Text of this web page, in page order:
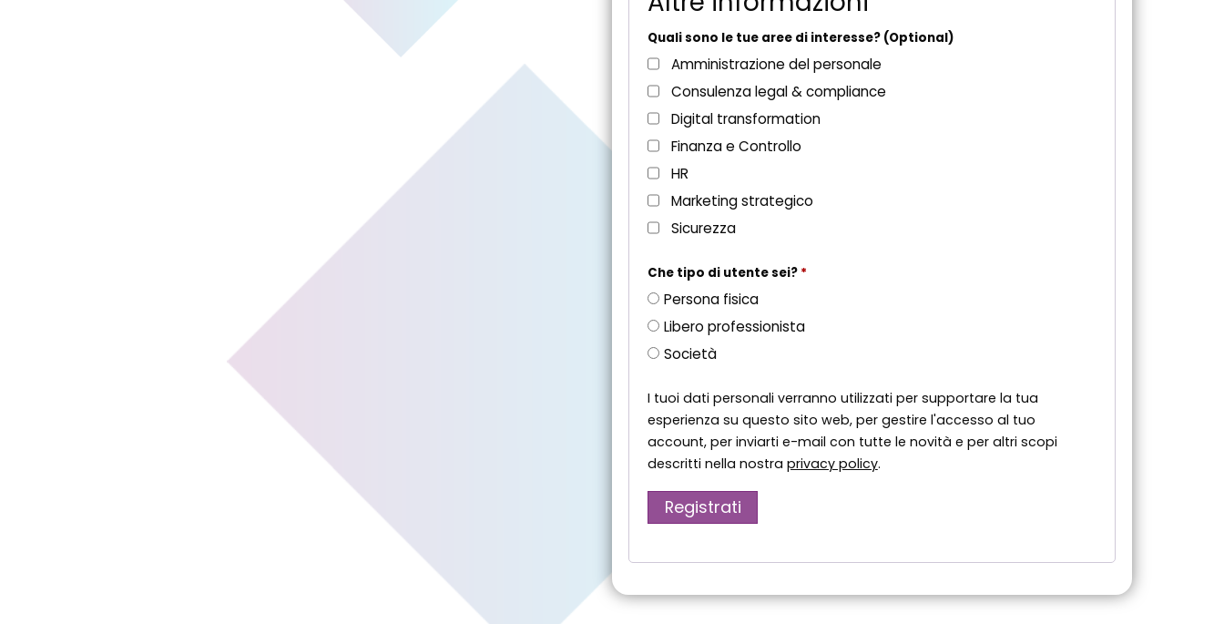
Quali sono le tue aree di interesse? (Optional)
Amministrazione del personale
Consulenza legal & compliance
Digital transformation
Finanza e Controllo
HR
Marketing strategico
Sicurezza
Che tipo di utente sei? *
Persona fisica
Libero professionista
Società
I tuoi dati personali verranno utilizzati per supportare la tua
esperienza su questo sito web, per gestire l'accesso al tuo
account, per inviarti e-mail con tutte le novità e per altri scopi
descritti nella nostra privacy policy.
Registrati